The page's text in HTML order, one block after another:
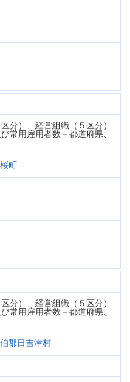
分）、経営組織（５区分）
常用雇用者数－都道府県、
町
分）、経営組織（５区分）
常用雇用者数－都道府県、
郡日吉津村